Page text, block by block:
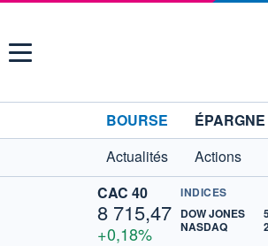
Menu
BOURSE ÉPARGNE
Actualités
Actions
CAC 40
8 715,47
+0,18%
INDICES
DOW JONES
NASDAQ